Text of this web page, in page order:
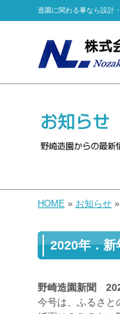
造園に関わる事なら設計
HOME » お知らせ »
2020年．
野崎造園新聞
今号は、ふるさと